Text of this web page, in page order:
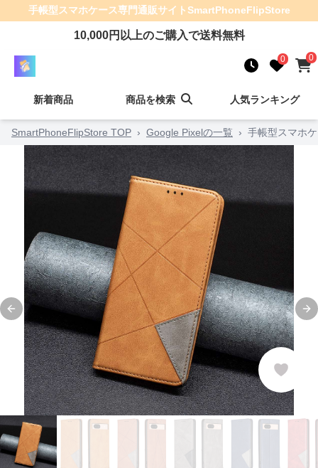
手帳型スマホケース専門通販サイトSmartPhoneFlipStore
10,000円以上のご購入で送料無料
0 0
新着商品 商品を検索 人気ランキング
SmartPhoneFlipStore TOP › Google Pixelの一覧 › 手帳型スマホ
Previous slide